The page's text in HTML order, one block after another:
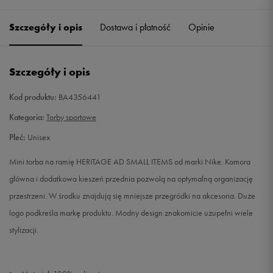
Szczegóły i opis Dostawa i płatność Opinie
Szczegóły i opis
Kod produktu: BA4356441
Kategoria: Torby sportowe
Płeć: Unisex
Mini torba na ramię HERITAGE AD SMALL ITEMS od marki Nike. Komora
główna i dodatkowa kieszeń przednia pozwolą na optymalną organizację
przestrzeni. W środku znajdują się mniejsze przegródki na akcesoria. Duże
logo podkreśla markę produktu. Modny design znakomicie uzupełni wiele
stylizacji.